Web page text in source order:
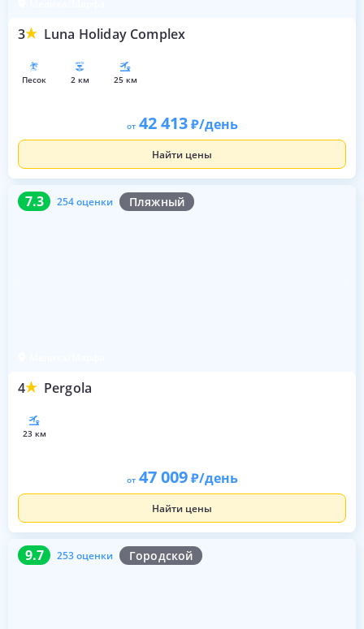
3 Luna Holiday Complex
песок 2 км 25 км
от 42 413 /день
Найти цены
7.3 254 оценки Пляжный
4 Pergola
7.3 254 оценки
23 км
от 47 009 /день
Найти цены
9.7 253 оценки Городской
9.7 253 оценки